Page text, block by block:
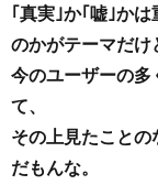
｢真実｣か｢嘘｣か
のかがテーマだけ
今のユーザーの多
て、
その上見たこと
だもんな。